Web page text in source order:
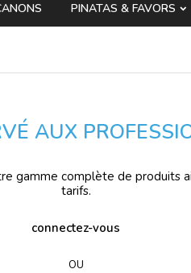
PINATAS & FAVORS
AUX
gamme complète de produits
tarifs.
connectez-vous
OU